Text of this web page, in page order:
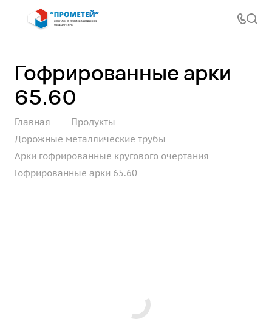
Гофрированные арки
65.60
Главная — Продукты —
Дорожные металлические трубы —
Арки гофрированные кругового очертания —
Гофрированные арки 65.60